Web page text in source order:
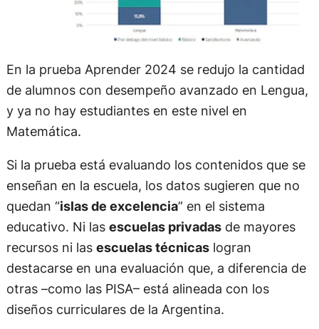
En la prueba Aprender 2024 se redujo la cantidad
de alumnos con desempeño avanzado en Lengua,
y ya no hay estudiantes en este nivel en
Matemática.
Si la prueba está evaluando los contenidos que se
enseñan en la escuela, los datos sugieren que no
quedan “islas de excelencia” en el sistema
educativo. Ni las escuelas privadasde mayores
recursos ni las escuelas técnicaslogran
destacarse en una evaluación que, a diferencia de
otras –como las PISA– está alineada con los
diseños curriculares de la Argentina.